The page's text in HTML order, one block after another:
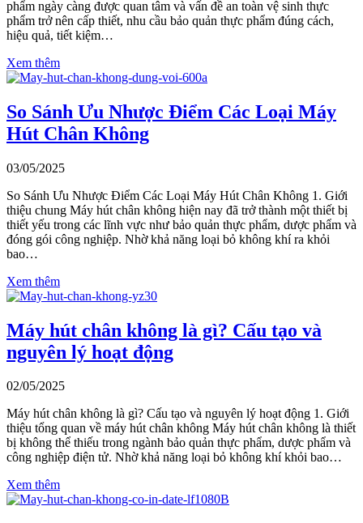
phẩm ngày càng được quan tâm và vấn đề an toàn vệ sinh thực
phẩm trở nên cấp thiết, nhu cầu bảo quản thực phẩm đúng cách,
hiệu quả, tiết kiệm…
Xem thêm
So Sánh Ưu Nhược Điểm Các Loại Máy
Hút Chân Không
03/05/2025
So Sánh Ưu Nhược Điểm Các Loại Máy Hút Chân Không 1. Giới
thiệu chung Máy hút chân không hiện nay đã trở thành một thiết bị
thiết yếu trong các lĩnh vực như bảo quản thực phẩm, dược phẩm và
đóng gói công nghiệp. Nhờ khả năng loại bỏ không khí ra khỏi
bao…
Xem thêm
Máy hút chân không là gì? Cấu tạo và
nguyên lý hoạt động
02/05/2025
Máy hút chân không là gì? Cấu tạo và nguyên lý hoạt động 1. Giới
thiệu tổng quan về máy hút chân không Máy hút chân không là thiết
bị không thể thiếu trong ngành bảo quản thực phẩm, dược phẩm và
công nghiệp điện tử. Nhờ khả năng loại bỏ không khí khỏi bao…
Xem thêm